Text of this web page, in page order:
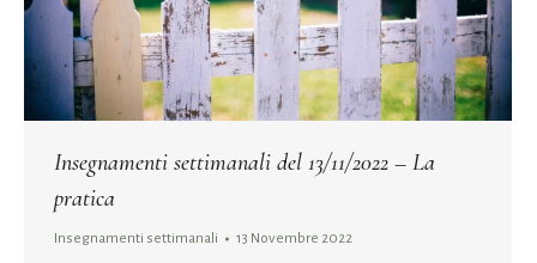
Insegnamenti settimanali del 13/11/2022 – La
pratica
Insegnamenti settimanali 13 Novembre 2022